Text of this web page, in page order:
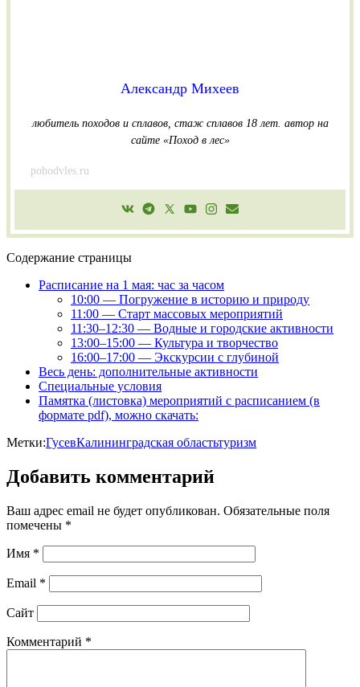
Александр Михеев
любитель походов и сплавов, стаж сплавов 18 лет. автор на
сайте «Поход в лес»
pohodvles.ru
Содержание страницы
Расписание на 1 мая: час за часом
10:00 — Погружение в историю и природу
11:00 — Старт массовых мероприятий
11:30–12:30 — Водные и городские активности
13:00–15:00 — Культура и творчество
16:00–17:00 — Экскурсии с глубиной
Весь день: дополнительные активности
Специальные условия
Памятка (листовка) мероприятий с расписанием (в
формате pdf), можно скачать:
Метки:ГусевКалининградская областьтуризм
Добавить комментарий
Ваш адрес email не будет опубликован. Обязательные поля
помечены *
Имя *
Email *
Сайт
Комментарий *